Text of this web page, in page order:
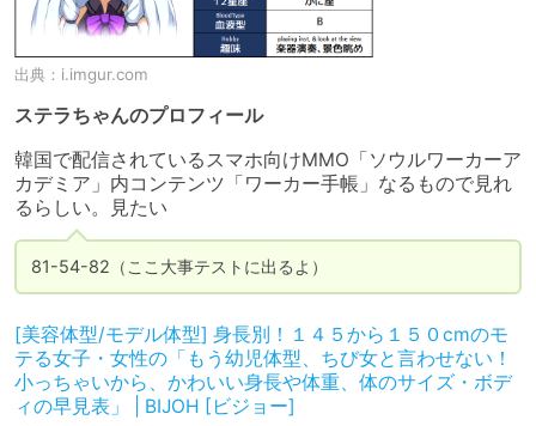
出典： i.imgur.com
ステラちゃんのプロフィール
韓国で配信されているスマホ向けMMO「ソウルワーカーア
カデミア」内コンテンツ「ワーカー手帳」なるもので見れ
るらしい。見たい
81-54-82（ここ大事テストに出るよ）
[美容体型/モデル体型] 身長別！１４５から１５０cmのモ
テる女子・女性の「もう幼児体型、ちび女と言わせない！
小っちゃいから、かわいい身長や体重、体のサイズ・ボデ
ィの早見表」 | BIJOH [ビジョー]